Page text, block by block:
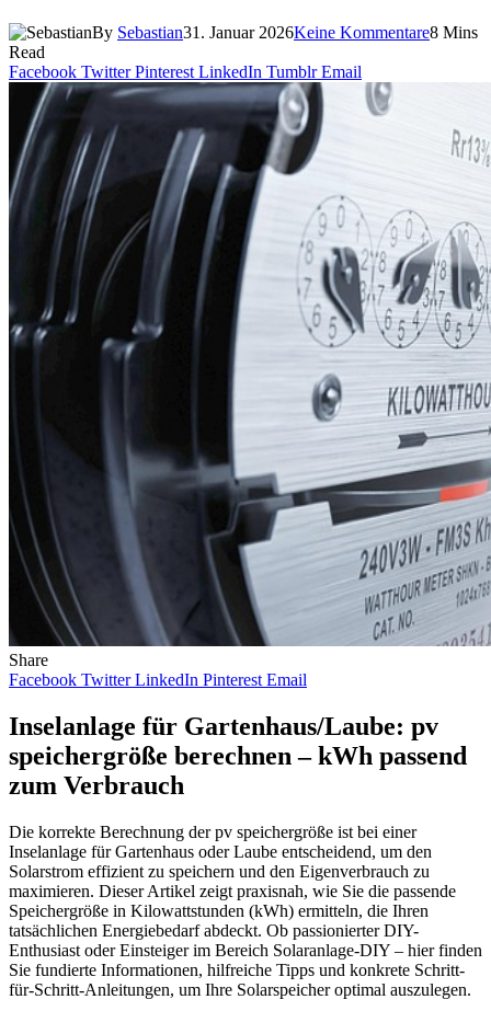
By Sebastian31. Januar 2026Keine Kommentare8 Mins
Read
Facebook Twitter Pinterest LinkedIn Tumblr Email
Share
Facebook Twitter LinkedIn Pinterest Email
Inselanlage für Gartenhaus/Laube: pv
speichergröße berechnen – kWh passend
zum Verbrauch
Die korrekte Berechnung der pv speichergröße ist bei einer
Inselanlage für Gartenhaus oder Laube entscheidend, um den
Solarstrom effizient zu speichern und den Eigenverbrauch zu
maximieren. Dieser Artikel zeigt praxisnah, wie Sie die passende
Speichergröße in Kilowattstunden (kWh) ermitteln, die Ihren
tatsächlichen Energiebedarf abdeckt. Ob passionierter DIY-
Enthusiast oder Einsteiger im Bereich Solaranlage-DIY – hier finden
Sie fundierte Informationen, hilfreiche Tipps und konkrete Schritt-
für-Schritt-Anleitungen, um Ihre Solarspeicher optimal auszulegen.